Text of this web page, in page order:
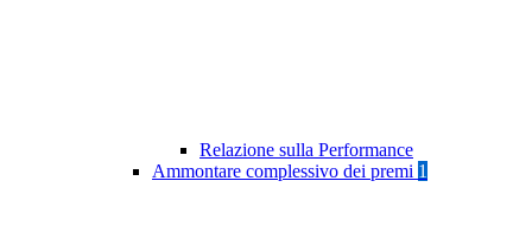
Relazione sulla Performance
Ammontare complessivo dei premi 1